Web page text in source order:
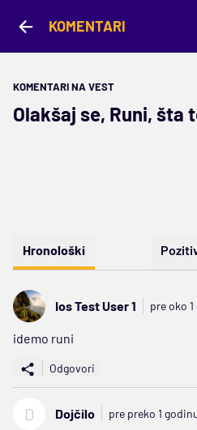
KOMENTARI
KOMENTARI NA VEST
Olakšaj se, Runi, šta
Hronološki
Ios Test User 1 pre oko
idemo runi
Odgovori
D Dojčilo pre preko 1